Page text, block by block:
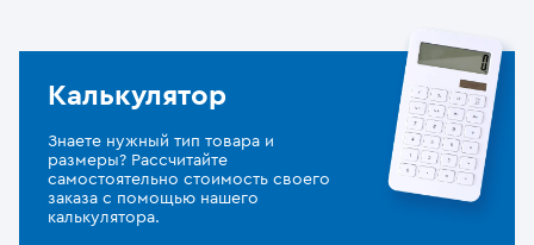
Калькулятор
Знаете нужный тип товара и
размеры? Рассчитайте
самостоятельно стоимость своего
заказа с помощью нашего
калькулятора.